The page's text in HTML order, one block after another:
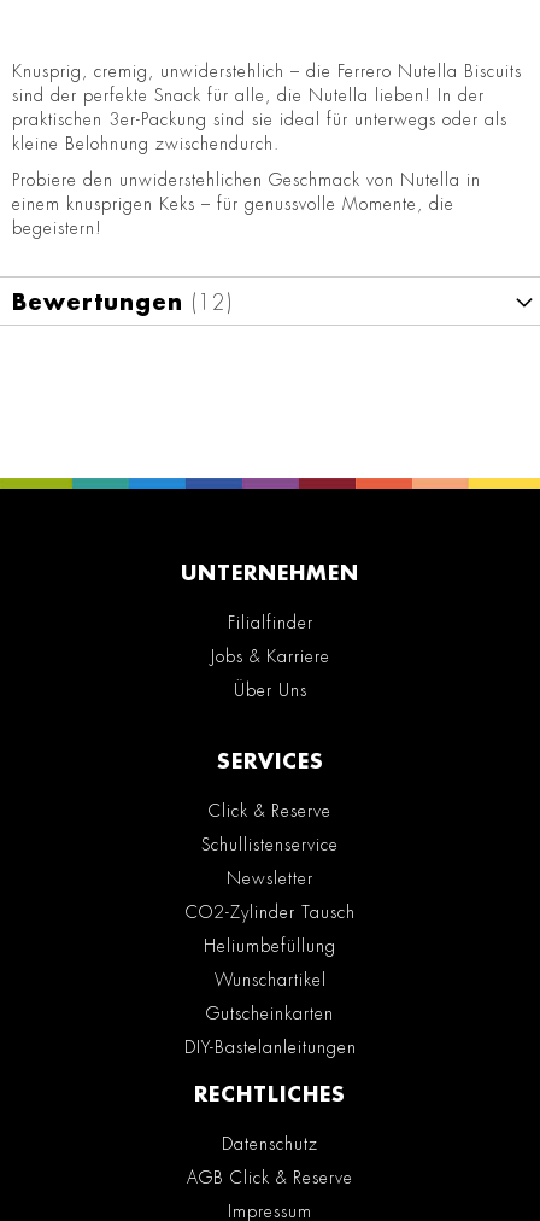
Knusprig, cremig, unwiderstehlich – die Ferrero Nutella Biscuits
sind der perfekte Snack für alle, die Nutella lieben! In der
praktischen 3er-Packung sind sie ideal für unterwegs oder als
kleine Belohnung zwischendurch.
Probiere den unwiderstehlichen Geschmack von Nutella in
einem knusprigen Keks – für genussvolle Momente, die
begeistern!
Bewertungen 12
UNTERNEHMEN
Filialfinder
Jobs & Karriere
Über Uns
SERVICES
Click & Reserve
Schullistenservice
Newsletter
CO2-Zylinder Tausch
Heliumbefüllung
Wunschartikel
Gutscheinkarten
DIY-Bastelanleitungen
RECHTLICHES
Datenschutz
AGB Click & Reserve
Impressum